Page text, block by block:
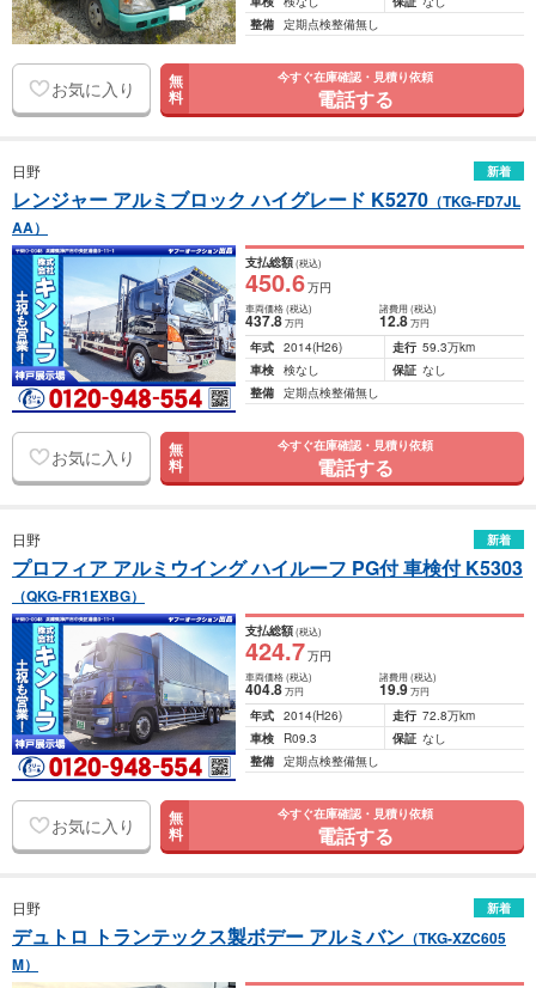
整備 定期点検整備無し
お気に入り 無
料
今すぐ在庫確認・見積り依頼
電話する
日野 新着
レンジャー アルミブロック ハイグレード K5270 （TKG-FD7JL
AA）
支払総額(税込)
450.6万円
車両価格(税込)
437.8万円
諸費用 (税込)
12.8 万円
年式 2014(H26) 走行 59.3万km
車検 検なし 保証 なし
整備 定期点検整備無し
お気に入り 無
料
今すぐ在庫確認・見積り依頼
電話する
日野 新着
プロフィア アルミウイング ハイルーフ PG付 車検付 K5303
（QKG-FR1EXBG）
支払総額(税込)
424.7万円
車両価格(税込)
404.8万円
諸費用 (税込)
19.9 万円
年式 2014(H26) 走行 72.8万km
車検
R09.3 保証 なし
整備 定期点検整備無し
お気に入り 無
料
今すぐ在庫確認・見積り依頼
電話する
日野 新着
デュトロ トランテックス製ボデー アルミバン （TKG-XZC605
M）